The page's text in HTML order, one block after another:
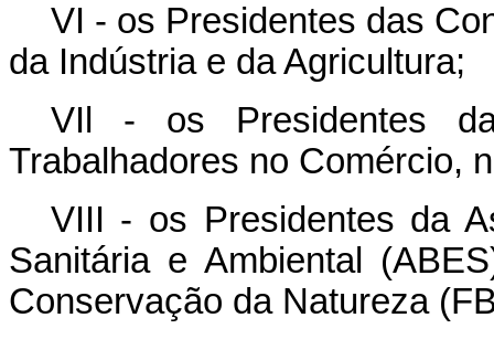
VI - os Presidentes das
da Indústria e da Agricultura;
VIl - os Presidentes
Trabalhadores no Comércio,
VIII - os Presidentes da
Sanitária e Ambiental
Conservação da Natureza